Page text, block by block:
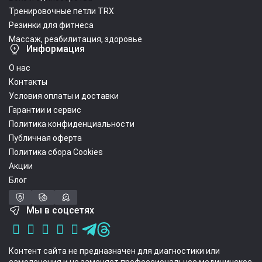
Тренировочные петли TRX
Резинки для фитнеса
Массаж, реабилитация, здоровье
Информация
О нас
Контакты
Условия оплаты и доставки
Гарантии и сервис
Политика конфиденциальности
Публичная оферта
Политика сбора Cookies
Акции
Блог
Мы в соцсетях
Контент сайта не предназначен для диагностики или